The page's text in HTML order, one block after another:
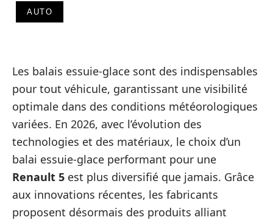
AUTO
Les balais essuie-glace sont des indispensables
pour tout véhicule, garantissant une visibilité
optimale dans des conditions météorologiques
variées. En 2026, avec l’évolution des
technologies et des matériaux, le choix d’un
balai essuie-glace performant pour une
Renault 5 est plus diversifié que jamais. Grâce
aux innovations récentes, les fabricants
proposent désormais des produits alliant